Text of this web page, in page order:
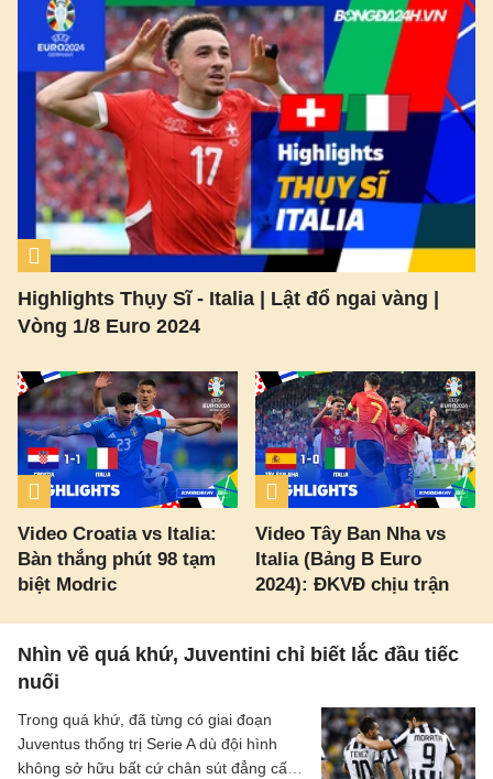
Highlights Thụy Sĩ - Italia | Lật đổ ngai vàng |
Vòng 1/8 Euro 2024
Video Croatia vs Italia:
Bàn thắng phút 98 tạm
biệt Modric
Video Tây Ban Nha vs
Italia (Bảng B Euro
2024): ĐKVĐ chịu trận
Nhìn về quá khứ, Juventini chỉ biết lắc đầu tiếc
nuối
Trong quá khứ, đã từng có giai đoạn
Juventus thống trị Serie A dù đội hình
không sở hữu bất cứ chân sút đẳng cấp